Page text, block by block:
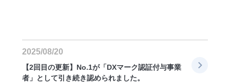
2025/08/20
【2回目の更新】No.1が「DXマーク認証付与事業
者」として引き続き認められました。